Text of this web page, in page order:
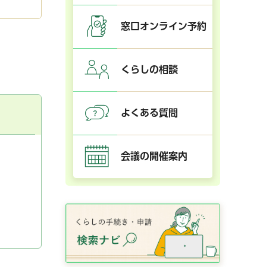
窓口オンライン予約
くらしの相談
よくある質問
会議の開催案内